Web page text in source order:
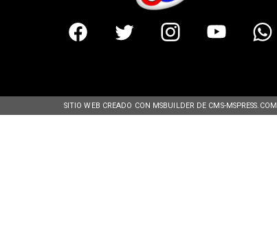
SITIO WEB CREADO CON MSBUILDER DE CMS-MSPRESS.COM